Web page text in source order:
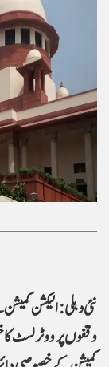
نئی دہلی: الیکشن